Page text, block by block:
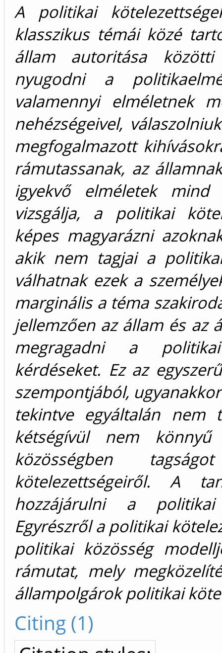
A politikai
klasszikus témái közé
állam autoritása
nyugodni a
valamennyi elméletnek
nehézségeivel,
megfogalmazott
rámutassanak, az
igyekvő elméletek
vizsgálja, a politikai
képes magyarázni
akik nem tagjai a
válhatnak ezek a
marginális a téma
jellemzően az állam és az
megragadni a
kérdéseket. Ez az
szempontjából,
tekintve egyáltalán nem
kétségívül nem
közösségben
kötelezettségeiről. A
hozzájárulni a politikai
Egyrészről a politikai
politikai közösség
rámutat, mely
állampolgárok politikai
Citing (1)